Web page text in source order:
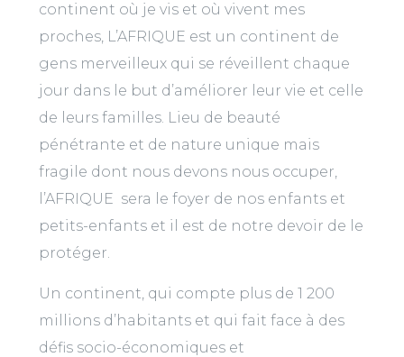
continent où je vis et où vivent mes
proches, L’AFRIQUE est un continent de
gens merveilleux qui se réveillent chaque
jour dans le but d’améliorer leur vie et celle
de leurs familles. Lieu de beauté
pénétrante et de nature unique mais
fragile dont nous devons nous occuper,
l’AFRIQUE sera le foyer de nos enfants et
petits-enfants et il est de notre devoir de le
protéger.
Un continent, qui compte plus de 1 200
millions d’habitants et qui fait face à des
défis socio-économiques et